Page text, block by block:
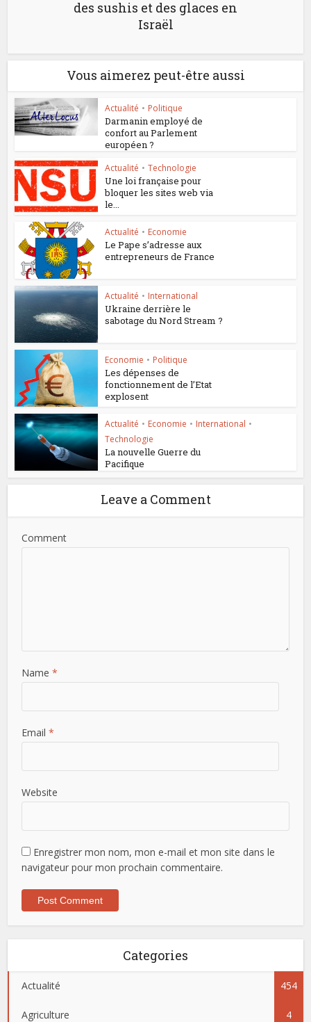
des sushis et des glaces en
Israël
Vous aimerez peut-être aussi
Actualité • Politique
Darmanin employé de
confort au Parlement
européen ?
Actualité • Technologie
Une loi française pour
bloquer les sites web via
le...
Actualité • Economie
Le Pape s’adresse aux
entrepreneurs de France
Actualité • International
Ukraine derrière le
sabotage du Nord Stream ?
Economie • Politique
Les dépenses de
fonctionnement de l’Etat
explosent
Actualité • Economie • International •
Technologie
La nouvelle Guerre du
Pacifique
Leave a Comment
Comment
Name *
Email *
Website
Enregistrer mon nom, mon e-mail et mon site dans le
navigateur pour mon prochain commentaire.
Categories
Actualité 454
Agriculture 4